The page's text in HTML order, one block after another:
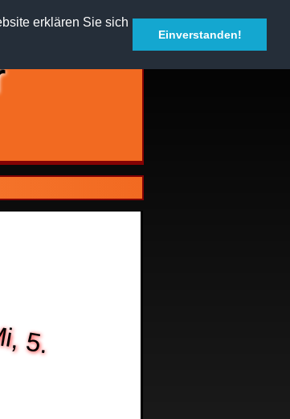
erklären Sie sich
Einverstanden!
5.